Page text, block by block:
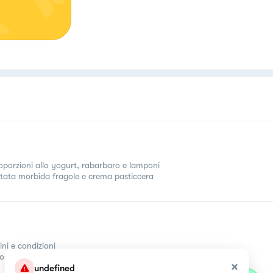
undefined
allo yogurt, rabarbaro e lamponi
morbida fragole e crema pasticcera
e condizioni